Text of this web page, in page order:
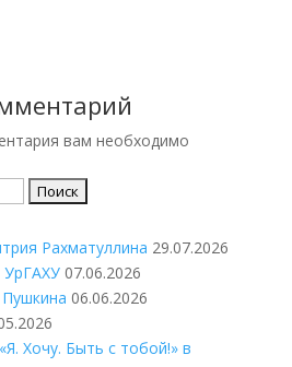
вам необходимо
Рахматуллина 29.07.2026
УрГАХУ 07.06.2026
06.06.2026
Хочу. Быть с тобой!» в